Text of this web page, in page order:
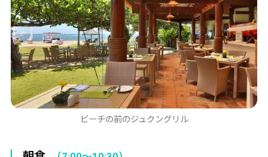
ビーチの前のジュクングリル